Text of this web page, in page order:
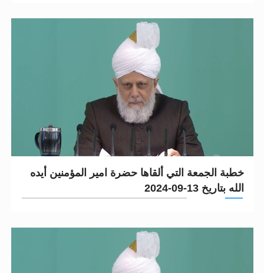
خطبة الجمعة التي ألقاها حضرة امير المؤمنين أيده
الله بتاريخ 13-09-2024